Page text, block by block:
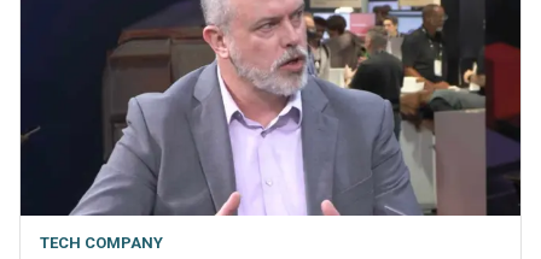
TECH COMPANY